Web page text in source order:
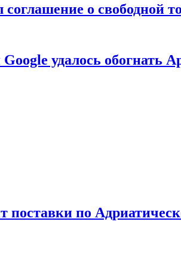
о свободной
удалось обогнать
поставки по